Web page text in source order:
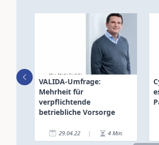
VALIDA-Umfrage:
Mehrheit für
verpflichtende
betriebliche Vorsorge
29.04.22 | 4 Min.